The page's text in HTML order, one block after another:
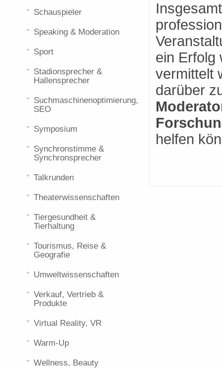
ein Erfolg
vermittelt
darüber
helfen
Schauspieler
Speaking & Moderation
Sport
Stadionsprecher &
Hallensprecher
Suchmaschinenoptimierung,
SEO
Symposium
Synchronstimme &
Synchronsprecher
Talkrunden
Theaterwissenschaften
Tiergesundheit &
Tierhaltung
Tourismus, Reise &
Geografie
Umweltwissenschaften
Verkauf, Vertrieb &
Produkte
Virtual Reality, VR
Warm-Up
Wellness, Beauty